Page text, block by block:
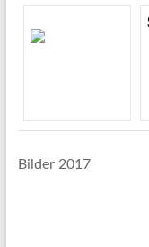
Bilder 2017